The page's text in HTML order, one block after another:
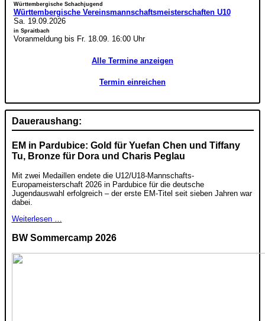
Württembergische Schachjugend
Württembergische Vereinsmannschaftsmeisterschaften U10
Sa. 19.09.2026
in Spraitbach
Voranmeldung bis Fr. 18.09. 16:00 Uhr
Alle Termine anzeigen
Termin einreichen
Daueraushang:
EM in Pardubice: Gold für Yuefan Chen und Tiffany
Tu, Bronze für Dora und Charis Peglau
Mit zwei Medaillen endete die U12/U18-Mannschafts-
Europameisterschaft 2026 in Pardubice für die deutsche
Jugendauswahl erfolgreich – der erste EM-Titel seit sieben Jahren war
dabei.
Weiterlesen …
BW Sommercamp 2026